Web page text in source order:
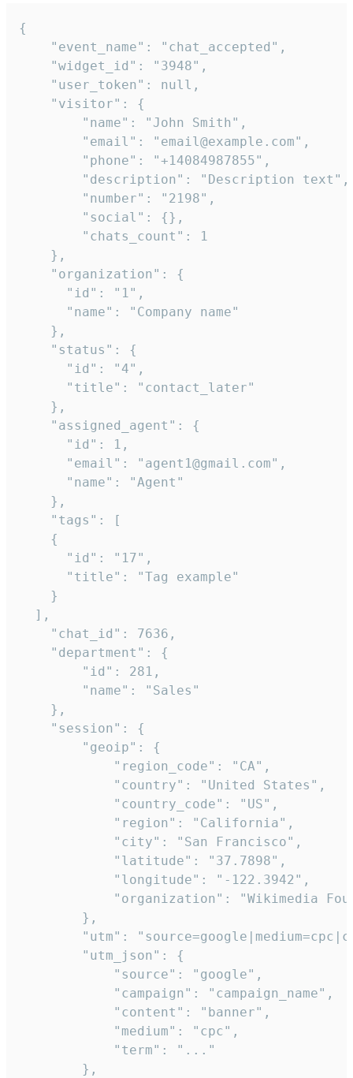
{
    "event_name": "chat_accepted",
    "widget_id": "3948",
    "user_token": null,
    "visitor": {
        "name": "John Smith",
        "email": "email@example.com",
        "phone": "+14084987855",
        "description": "Description text",
        "number": "2198",
        "social": {},
        "chats_count": 1
    },
    "organization": {
      "id": "1",
      "name": "Company name"
    },
    "status": {
      "id": "4",
      "title": "contact_later"
    },
    "assigned_agent": {
      "id": 1,
      "email": "agent1@gmail.com",
      "name": "Agent"
    },
    "tags": [
    {
      "id": "17",
      "title": "Tag example"
    }
  ],
    "chat_id": 7636,
    "department": {
        "id": 281,
        "name": "Sales"
    },
    "session": {
        "geoip": {
            "region_code": "CA",
            "country": "United States",
            "country_code": "US",
            "region": "California",
            "city": "San Francisco",
            "latitude": "37.7898",
            "longitude": "-122.3942",
"organization": "Wikimedia
        },
"utm":
        "utm_json": {
            "source": "google",
            "campaign": "campaign_name",
            "content": "banner",
            "medium": "cpc",
            "term": "..."
        },